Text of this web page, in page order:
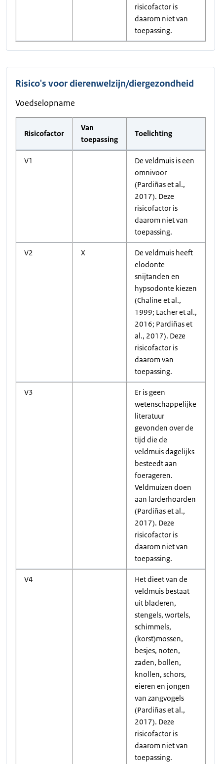
risicofactor is
daarom niet van
toepassing.
Risico's voor dierenwelzijn/diergezondheid
Voedselopname
Risicofactor
Van
toepassing
Toelichting
V1
De veldmuis is een
omnivoor
(Pardiñas et al.,
2017). Deze
risicofactor is
daarom niet van
toepassing.
V2 X
De veldmuis heeft
elodonte
snijtanden en
hypsodonte kiezen
(Chaline et al.,
1999; Lacher et al.,
2016; Pardiñas et
al., 2017). Deze
risicofactor is
daarom van
toepassing.
V3
Er is geen
wetenschappelijke
literatuur
gevonden over de
tijd die de
veldmuis dagelijks
besteedt aan
foerageren.
Veldmuizen doen
aan larderhoarden
(Pardiñas et al.,
2017). Deze
risicofactor is
daarom niet van
toepassing.
V4
Het dieet van de
veldmuis bestaat
uit bladeren,
stengels, wortels,
schimmels,
(korst)mossen,
besjes, noten,
zaden, bollen,
knollen, schors,
eieren en jongen
van zangvogels
(Pardiñas et al.,
2017). Deze
risicofactor is
daarom niet van
toepassing.